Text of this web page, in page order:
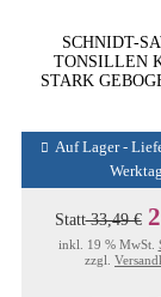
SCHNIDT-
TONSILLEN
STARK
Auf Lager -
Statt33,49 €
inkl. 19 % MwSt.
zzgl.